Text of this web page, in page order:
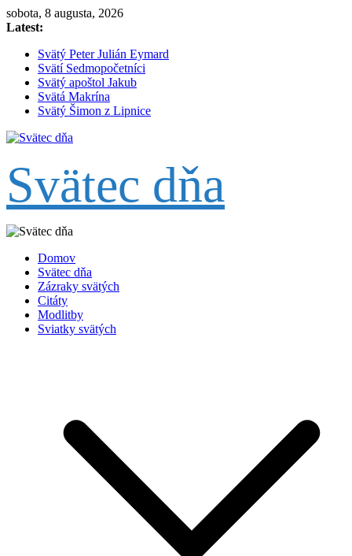
Skip
to
sobota, 8 augusta, 2026
Latest:
Svätý Peter Julián Eymard
Svätí Sedmopočetníci
Svätý apoštol Jakub
Svätá Makrína
Svätý Šimon z Lipnice
Svätec dňa
Domov
Svätec dňa
Zázraky svätých
Citáty
Modlitby
Sviatky svätých